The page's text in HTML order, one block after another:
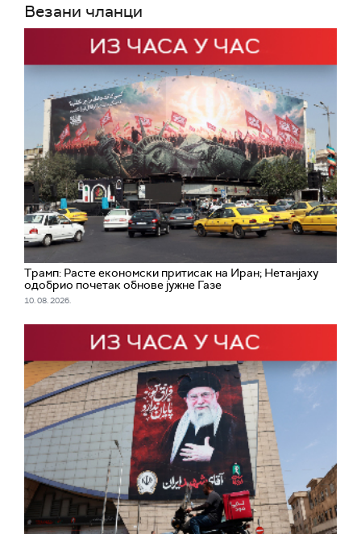
Везани чланци
Трамп: Расте економски притисак на Иран; Нетанјаху
одобрио почетак обнове јужне Газе
10. 08. 2026.